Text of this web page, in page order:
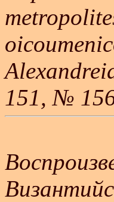
151, №